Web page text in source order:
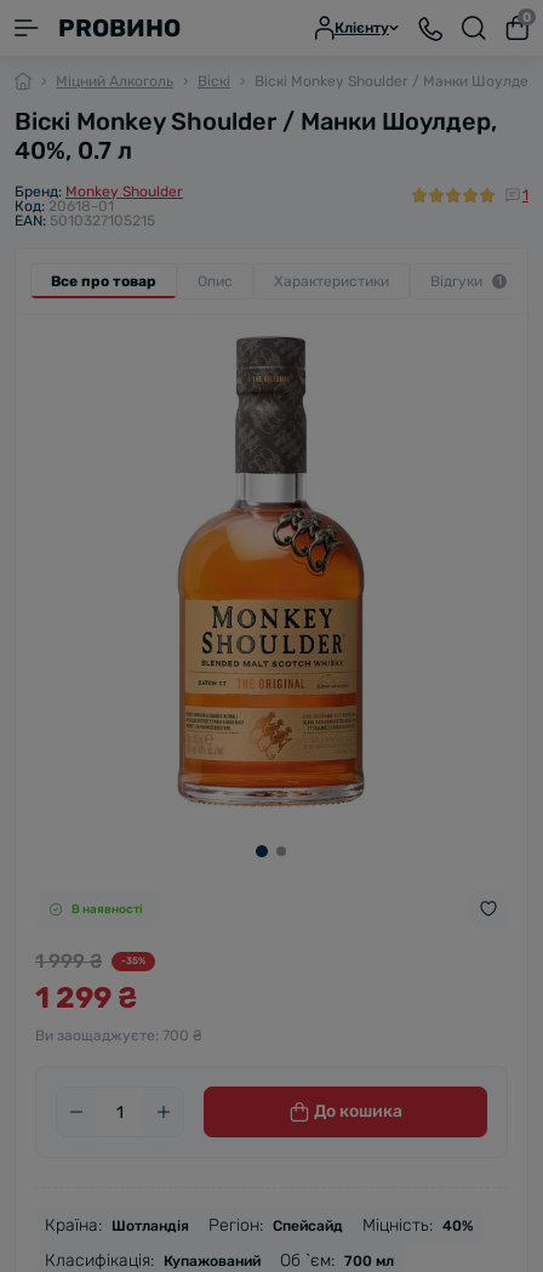
PROВИНО Клієнту
0
Міцний Алкоголь Віскі Віскі Monkey Shoulder / Манки Шоулдер,
Віскі Monkey Shoulder / Манки Шоулдер,
40%, 0.7 л
Бренд: Monkey Shoulder
Код: 20618-01
EAN: 5010327105215
1
Все про товар Опис Характеристики Відгуки 1
В наявності
1 999 ₴ -35%
1 299 ₴
Ви заощаджуєте: 700 ₴
До кошика
Країна: Шотландія Регіон: Спейсайд Міцність: 40%
Класифікація: Купажований Об `єм: 700 мл